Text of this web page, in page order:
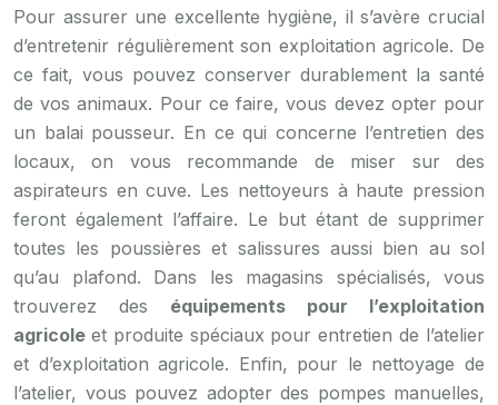
Pour assurer une excellente hygiène, il s’avère crucial
d’entretenir régulièrement son exploitation agricole. De
ce fait, vous pouvez conserver durablement la santé
de vos animaux. Pour ce faire, vous devez opter pour
un balai pousseur. En ce qui concerne l’entretien des
locaux, on vous recommande de miser sur des
aspirateurs en cuve. Les nettoyeurs à haute pression
feront également l’affaire. Le but étant de supprimer
toutes les poussières et salissures aussi bien au sol
qu’au plafond. Dans les magasins spécialisés, vous
trouverez des équipements pour l’exploitation
agricole et produite spéciaux pour entretien de l’atelier
et d’exploitation agricole. Enfin, pour le nettoyage de
l’atelier, vous pouvez adopter des pompes manuelles,